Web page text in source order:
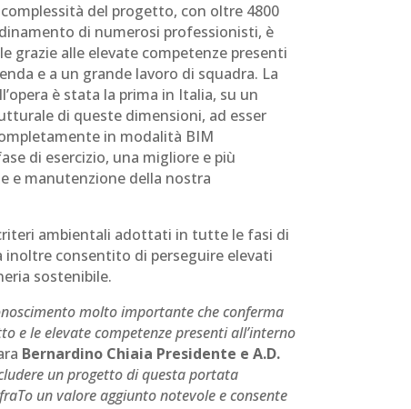
del progetto, con oltre 4800
di numerosi professionisti, è
grazie alle elevate competenze presenti
e a un grande lavoro di squadra. La
è stata la prima in Italia, su un
di queste dimensioni, ad esser
in modalità BIM
di esercizio, una migliore e più
e manutenzione della nostra
ambientali adottati in tutte le fasi di
inoltre consentito di perseguire elevati
sostenibile.
molto importante che conferma
e le elevate competenze presenti all’interno
Bernardino Chiaia Presidente e A.D.
un progetto di questa portata
un valore aggiunto notevole e consente